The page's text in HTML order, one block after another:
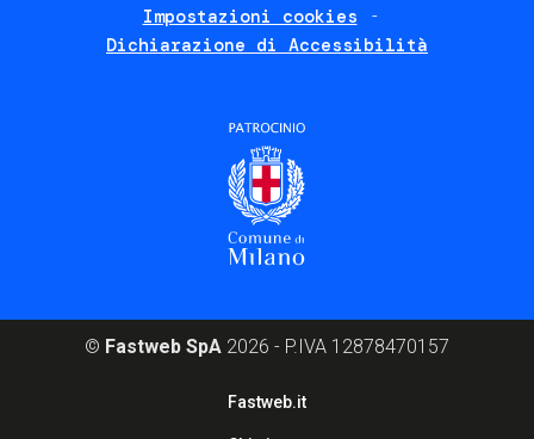
Impostazioni cookies
Dichiarazione di Accessibilità
© Fastweb SpA 2026 - P.IVA 12878470157
Fastweb.it